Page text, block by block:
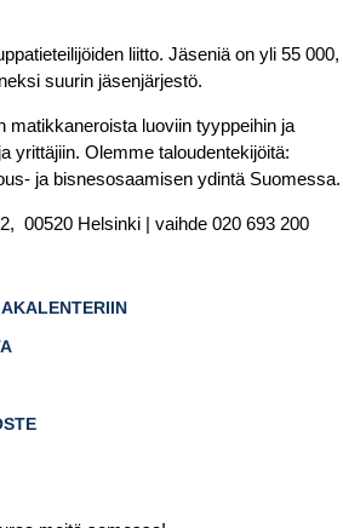
liitto. Jäseniä on yli 55 000,
suurin jäsenjärjestö.
matikkaneroista luoviin tyyppeihin ja
yrittäjiin. Olemme taloudentekijöitä:
ja bisnesosaamisen ydintä Suomessa.
00520 Helsinki | vaihde 020 693 200